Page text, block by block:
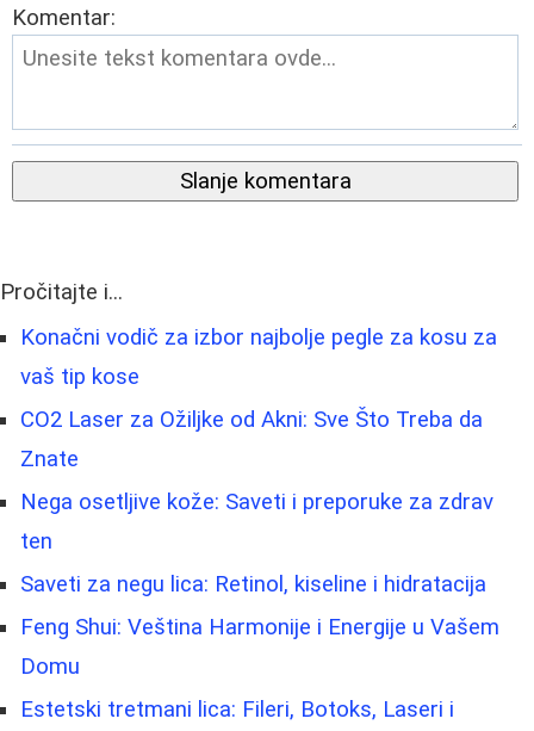
Komentar:
Slanje komentara
Pročitajte i...
Konačni vodič za izbor najbolje pegle za kosu za
vaš tip kose
CO2 Laser za Ožiljke od Akni: Sve Što Treba da
Znate
Nega osetljive kože: Saveti i preporuke za zdrav
ten
Saveti za negu lica: Retinol, kiseline i hidratacija
Feng Shui: Veština Harmonije i Energije u Vašem
Domu
Estetski tretmani lica: Fileri, Botoks, Laseri i